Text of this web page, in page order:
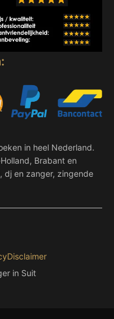
in heel Nederland.
Brabant en
dj en zanger, zingende
in Suit
Disclaimer